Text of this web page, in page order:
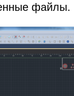
файлы.